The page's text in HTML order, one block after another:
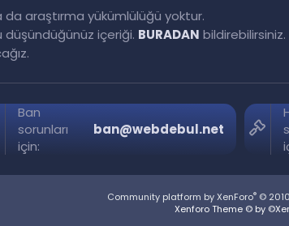
araştırma yükümlülüğü yoktur.
düşündüğünüz içeriği. BURADAN bildirebilirsiniz.
Ban
sorunları
için:
ban@webdebul.net
Community platform by XenForo® ©
Xenforo Theme © by